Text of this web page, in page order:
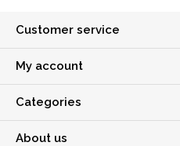
Customer service
My account
Categories
About us